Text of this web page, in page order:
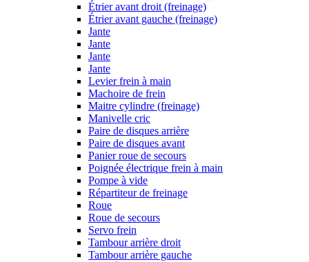
Étrier avant droit (freinage)
Étrier avant gauche (freinage)
Jante
Jante
Jante
Jante
Levier frein à main
Machoire de frein
Maitre cylindre (freinage)
Manivelle cric
Paire de disques arrière
Paire de disques avant
Panier roue de secours
Poignée électrique frein à main
Pompe à vide
Répartiteur de freinage
Roue
Roue de secours
Servo frein
Tambour arrière droit
Tambour arrière gauche